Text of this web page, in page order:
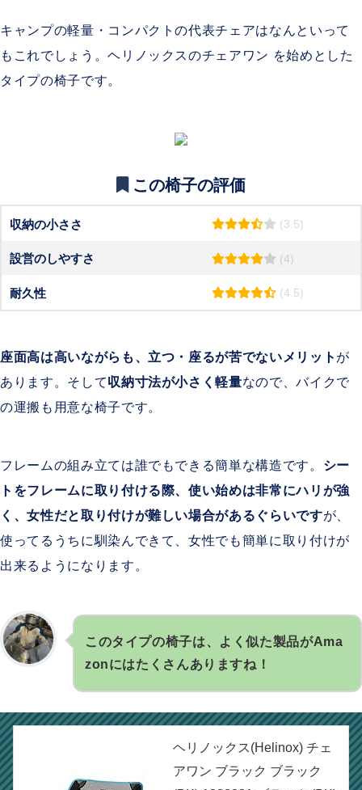
キャンプの軽量・コンパクトの代表チェアはなんといって
もこれでしょう。ヘリノックスのチェアワン を始めとした
タイプの椅子です。
この椅子の評価
収納の小ささ (3.5)
設営のしやすさ (4)
耐久性 (4.5)
座面高は高いながらも、立つ・座るが苦でないメリット が
あります。そして収納寸法が小さく軽量なので、バイクで
の運搬も用意な椅子です。
フレームの組み立ては誰でもできる簡単な構造です。 シー
トをフレームに取り付ける際、使い始めは非常にハリが強
く、女性だと取り付けが難しい場合があるぐらいですが、
使ってるうちに馴染んできて、女性でも簡単に取り付けが
出来るようになります。
このタイプの椅子は、よく似た製品がAma
zonにはたくさんありますね！
ヘリノックス(Helinox) チェ
アワン ブラック ブラック